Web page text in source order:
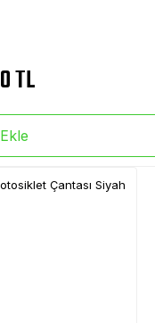
TL